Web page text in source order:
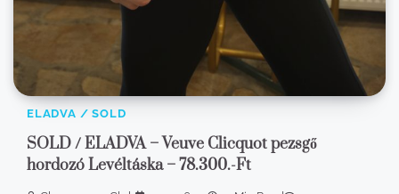
ELADVA / SOLD
SOLD / ELADVA – Veuve Clicquot pezsgő
hordozó Levéltáska – 78.300.-Ft